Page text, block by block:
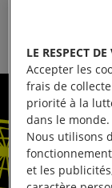
LE RESPECT
Accepter les
frais de
priorité à la
dans le monde.
Nous utilisons
et les